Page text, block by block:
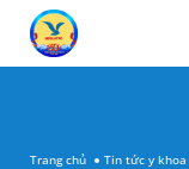
Trang chủ Tin tức y khoa